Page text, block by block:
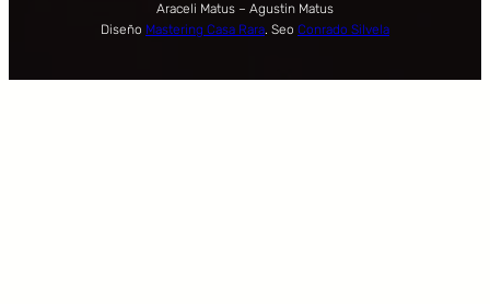
Araceli Matus – Agustin Matus
Diseño Mastering Casa Rara. Seo Conrado Silvela